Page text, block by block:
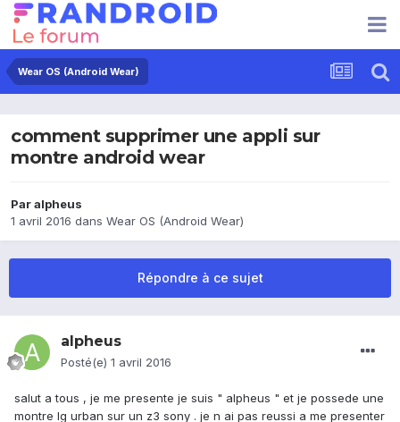
Wear OS (Android Wear)
comment supprimer une appli sur
montre android wear
Paralpheus
1 avril 2016 dans Wear OS (Android Wear)
Répondre à ce sujet
alpheus
Posté(e) 1 avril 2016
salut a tous , je me presente je suis " alpheus " et je possede une
montre lg urban sur un z3 sony . je n ai pas reussi a me presenter